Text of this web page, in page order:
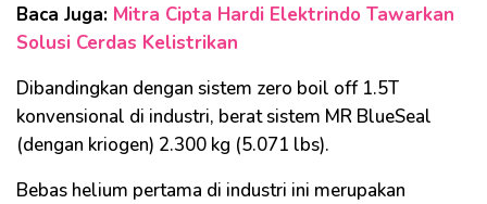
Baca Juga: Mitra Cipta Hardi Elektrindo Tawarkan
Solusi Cerdas Kelistrikan
Dibandingkan dengan sistem zero boil off 1.5T
konvensional di industri, berat sistem MR BlueSeal
(dengan kriogen) 2.300 kg (5.071 lbs).
Bebas helium pertama di industri ini merupakan